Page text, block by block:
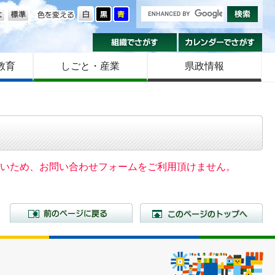
色を変える
大きさ
組織でさがす
育 しごと・産業 県政情報
ため、お問い合わせフォームをご利用頂けません。
前のページに戻る